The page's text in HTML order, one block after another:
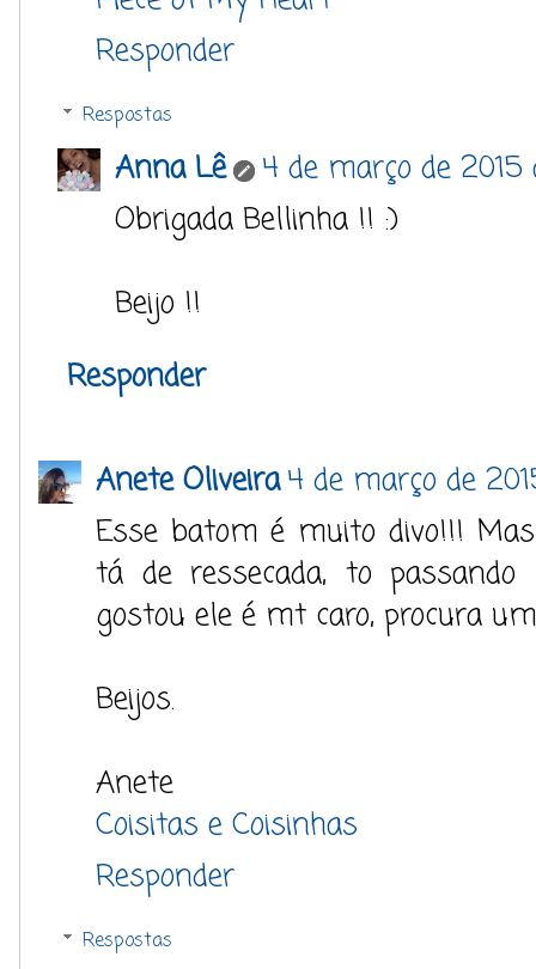
Responder
Respostas
Anna Lê
4 de março de 2015
Obrigada Bellinha !! :)
Beijo !!
Responder
Anete Oliveira4 de março de
Esse batom é muito divo!!!
tá de ressecada, to
gostou ele é mt caro, procura
Beijos.
Anete
Coisitas e Coisinhas
Responder
Respostas